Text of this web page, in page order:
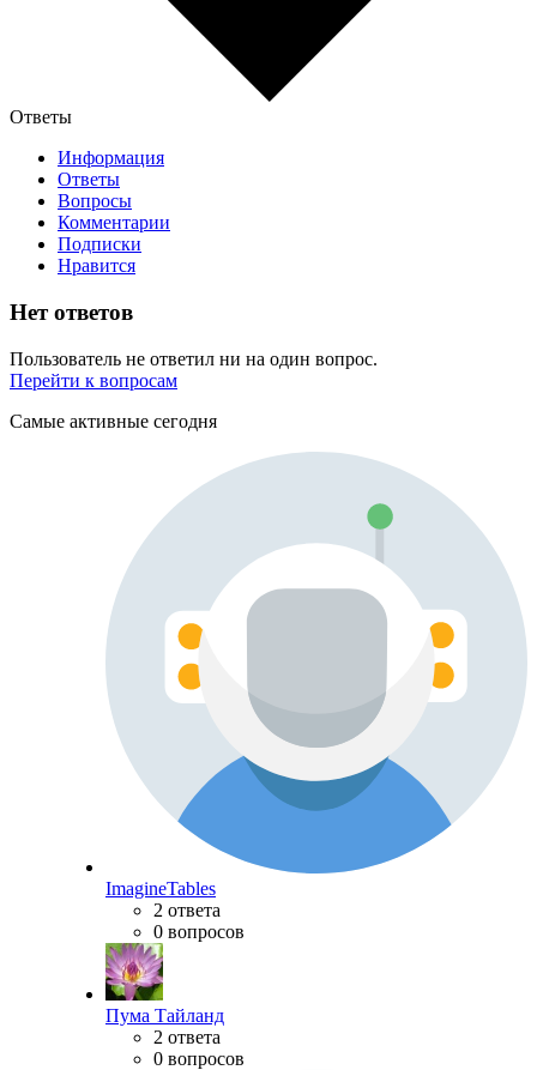
Ответы
Информация
Ответы
Вопросы
Комментарии
Подписки
Нравится
Нет ответов
Пользователь не ответил ни на один вопрос.
Перейти к вопросам
Самые активные сегодня
ImagineTables
2 ответа
0 вопросов
Пума Тайланд
2 ответа
0 вопросов